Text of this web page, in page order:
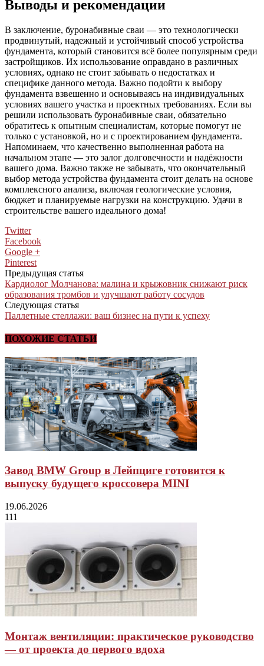
Выводы и рекомендации
В заключение, буронабивные сваи — это технологически
продвинутый, надежный и устойчивый способ устройства
фундамента, который становится всё более популярным среди
застройщиков. Их использование оправдано в различных
условиях, однако не стоит забывать о недостатках и
специфике данного метода. Важно подойти к выбору
фундамента взвешенно и основываясь на индивидуальных
условиях вашего участка и проектных требованиях. Если вы
решили использовать буронабивные сваи, обязательно
обратитесь к опытным специалистам, которые помогут не
только с установкой, но и с проектированием фундамента.
Напоминаем, что качественно выполненная работа на
начальном этапе — это залог долговечности и надёжности
вашего дома. Важно также не забывать, что окончательный
выбор метода устройства фундамента стоит делать на основе
комплексного анализа, включая геологические условия,
бюджет и планируемые нагрузки на конструкцию. Удачи в
строительстве вашего идеального дома!
Twitter
Facebook
Google +
Pinterest
Предыдущая статья
Кардиолог Молчанова: малина и крыжовник снижают риск
образования тромбов и улучшают работу сосудов
Следующая статья
Паллетные стеллажи: ваш бизнес на пути к успеху
ПОХОЖИЕ СТАТЬИ
Завод BMW Group в Лейпциге готовится к
выпуску будущего кроссовера MINI
19.06.2026
111
Монтаж вентиляции: практическое руководство
— от проекта до первого вдоха